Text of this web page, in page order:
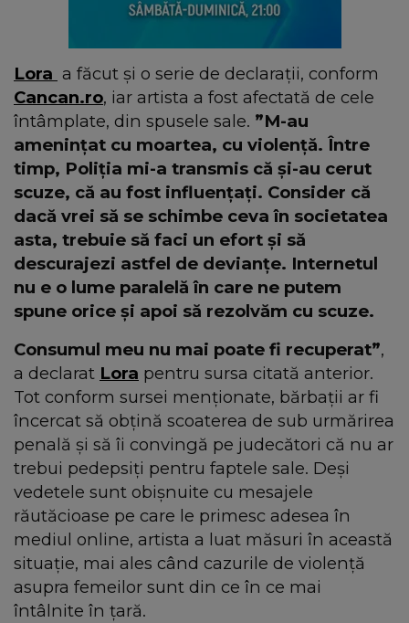
Lora a făcut și o serie de declarații, conform
Cancan.ro, iar artista a fost afectată de cele
întâmplate, din spusele sale. ”M-au
amenințat cu moartea, cu violență. Între
timp, Poliția mi-a transmis că și-au cerut
scuze, că au fost influențați. Consider că
dacă vrei să se schimbe ceva în societatea
asta, trebuie să faci un efort și să
descurajezi astfel de devianțe. Internetul
nu e o lume paralelă în care ne putem
spune orice și apoi să rezolvăm cu scuze.
Consumul meu nu mai poate fi recuperat”,
a declarat Lora pentru sursa citată anterior.
Tot conform sursei menționate, bărbații ar fi
încercat să obțină scoaterea de sub urmărirea
penală și să îi convingă pe judecători că nu ar
trebui pedepsiți pentru faptele sale. Deși
vedetele sunt obișnuite cu mesajele
răutăcioase pe care le primesc adesea în
mediul online, artista a luat măsuri în această
situație, mai ales când cazurile de violență
asupra femeilor sunt din ce în ce mai
întâlnite în țară.